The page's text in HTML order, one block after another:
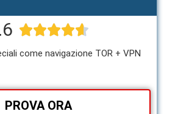

come navigazione TOR + VPN
PROVA ORA